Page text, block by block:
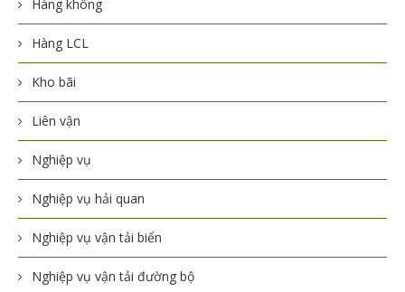
Hàng không
Hàng LCL
Kho bãi
Liên vận
Nghiệp vụ
Nghiệp vụ hải quan
Nghiệp vụ vận tải biển
Nghiệp vụ vận tải đường bộ